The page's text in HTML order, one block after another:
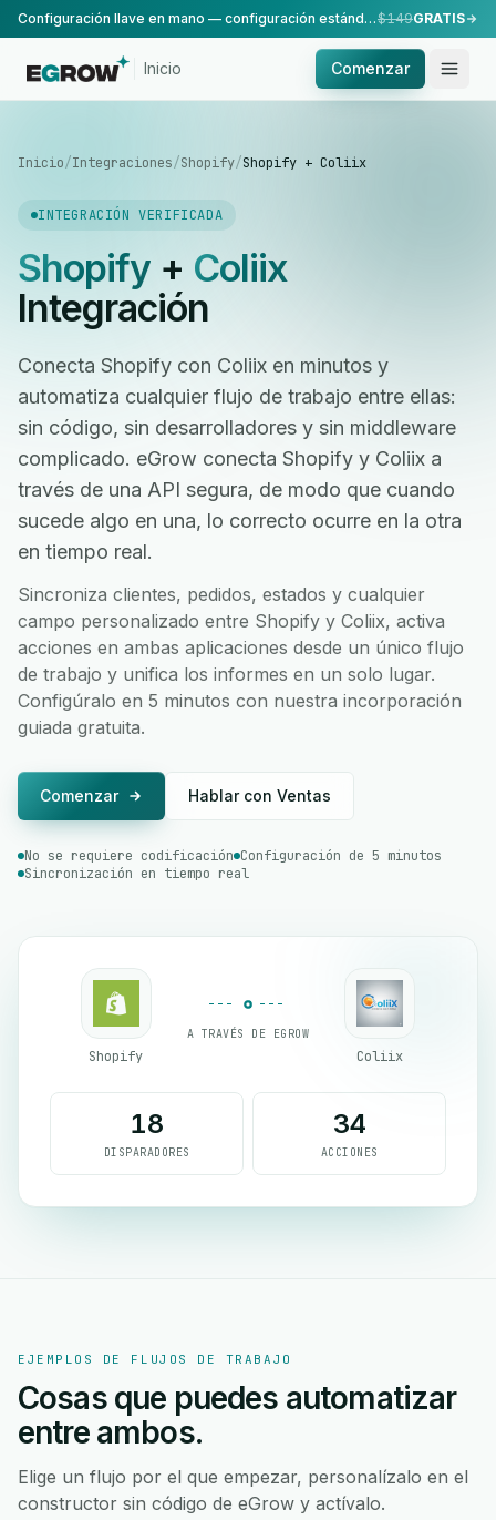
Configuración llave en mano — configuración estándar, realizada por nuestro equipo.$149GRATIS
Inicio Comenzar
Inicio/Integraciones/Shopify/Shopify + Coliix
INTEGRACIÓN VERIFICADA
Shopify+ Coliix
Integración
Conecta Shopify con Coliix en minutos y
automatiza cualquier flujo de trabajo entre ellas:
sin código, sin desarrolladores y sin middleware
complicado. eGrow conecta Shopify y Coliix a
través de una API segura, de modo que cuando
sucede algo en una, lo correcto ocurre en la otra
en tiempo real.
Sincroniza clientes, pedidos, estados y cualquier
campo personalizado entre Shopify y Coliix, activa
acciones en ambas aplicaciones desde un único flujo
de trabajo y unifica los informes en un solo lugar.
Configúralo en 5 minutos con nuestra incorporación
guiada gratuita.
Comenzar Hablar con Ventas
No se requiere codificación Configuración de 5 minutos
Sincronización en tiempo real
Shopify
A TRAVÉS DE EGROW
Coliix
18
DISPARADORES
34
ACCIONES
EJEMPLOS DE FLUJOS DE TRABAJO
Cosas que puedes automatizar
entre ambos.
Elige un flujo por el que empezar, personalízalo en el
constructor sin código de eGrow y actívalo.